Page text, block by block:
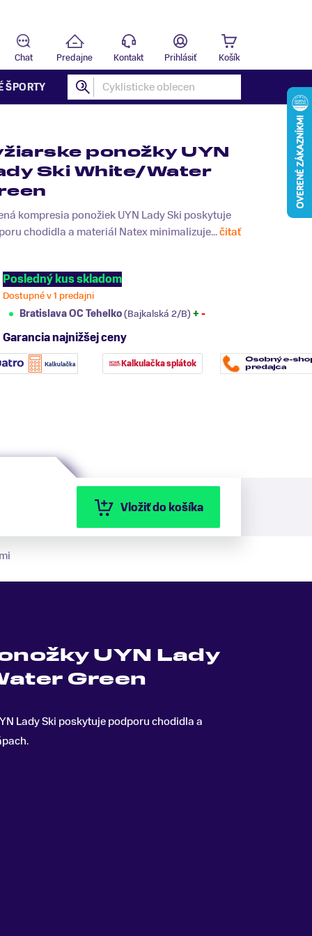
Chat Predajne Kontakt Prihlásiť Košík
ŠPORTY
ponožky UYN
Ski White/Water
kompresia ponožiek UYN Lady Ski poskytuje
chodidla a materiál Natex minimalizuje...čitať
Posledný kus skladom
Dostupné v 1 predajni
Bratislava OC Tehelko(Bajkalská 2/B) + -
Garancia najnižšej ceny
Kalkulačka splátok
Vložiť do košíka
UYN Lady
Green
Lady Ski poskytuje podporu chodidla a
.